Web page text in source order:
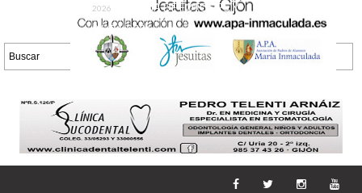
2026
GALERIA DE FOTOS 25 Y
26/04/2026